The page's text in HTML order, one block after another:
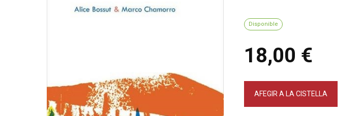
Disponible
18,00 €
AFEGIR A LA CISTELLA